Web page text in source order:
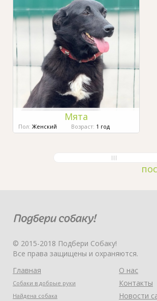
Мята
Пол: Женский Возраст: 1 год
© 2015-2018 Подбери Собаку!
Все права защищены и охраняются.
Главная
Собаки в добрые руки
Найдена собака
О нас
Контакты
Новости